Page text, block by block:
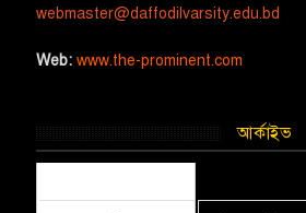
webmaster@daffodilvarsity.edu.bd
Web:www.the-prominent.com
আর্কাইভ